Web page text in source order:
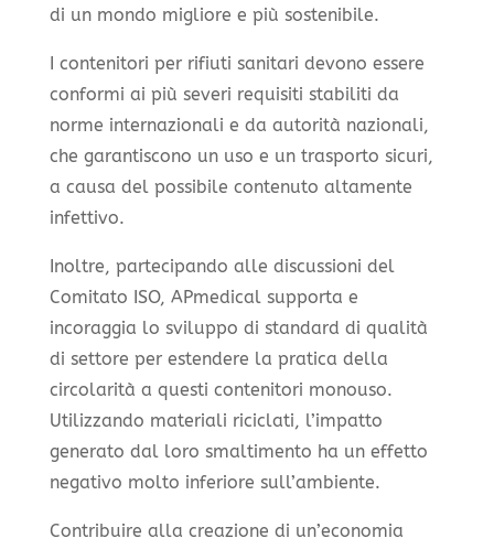
di un mondo migliore e più sostenibile.
I contenitori per rifiuti sanitari devono essere
conformi ai più severi requisiti stabiliti da
norme internazionali e da autorità nazionali,
che garantiscono un uso e un trasporto sicuri,
a causa del possibile contenuto altamente
infettivo.
Inoltre, partecipando alle discussioni del
Comitato ISO, APmedical supporta e
incoraggia lo sviluppo di standard di qualità
di settore per estendere la pratica della
circolarità a questi contenitori monouso.
Utilizzando materiali riciclati, l’impatto
generato dal loro smaltimento ha un effetto
negativo molto inferiore sull’ambiente.
Contribuire alla creazione di un’economia